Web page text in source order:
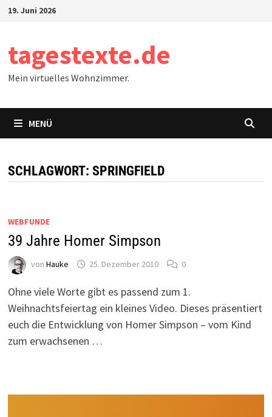
Zum19. Juni 2026
tagestexte.de
Mein virtuelles Wohnzimmer.
MENÜ
SCHLAGWORT: SPRINGFIELD
WEBFUNDE
39 Jahre Homer Simpson
von Hauke 25. Dezember 2010 0
Ohne viele Worte gibt es passend zum 1.
Weihnachtsfeiertag ein kleines Video. Dieses präsentiert
euch die Entwicklung von Homer Simpson – vom Kind
zum erwachsenen …